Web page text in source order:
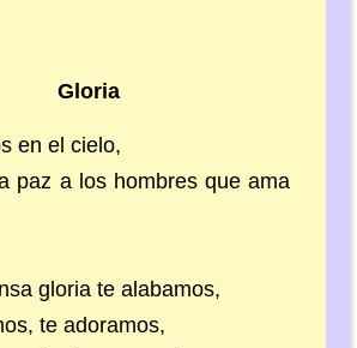
Gloria
en el cielo,
paz a los hombres que ama
gloria te alabamos,
te adoramos,